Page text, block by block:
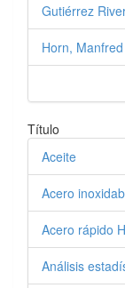
Gutiérrez
Horn, Manfred
Título
Aceite
Acero
Acero rápido
Análisis